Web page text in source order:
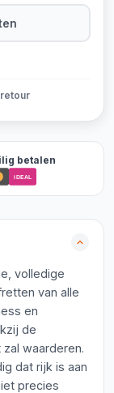
betalen
iDEAL
volledige
van alle
en
de
waarderen.
dat rijk is aan
precies